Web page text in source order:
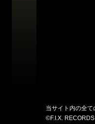
当サイト内の全
©F.I.X. RECORDS